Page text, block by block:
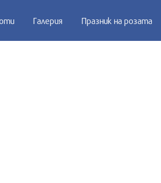
Галерия Празник на розата